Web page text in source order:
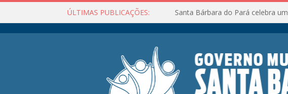
ÚLTIMAS PUBLICAÇÕES: Santa Bárbara do Pará celebra